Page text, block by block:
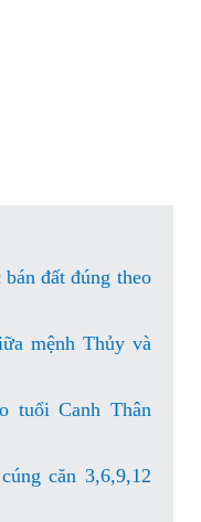
đất đúng theo
mệnh Thủy và
tuổi Canh Thân
căn 3,6,9,12